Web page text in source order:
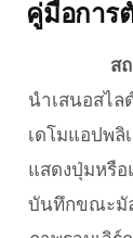
คู่มือการ
ส
นำเสนอสไล
เดโมแอปพลิ
แสดงปุ่มหรือ
บันทึกขณะมั